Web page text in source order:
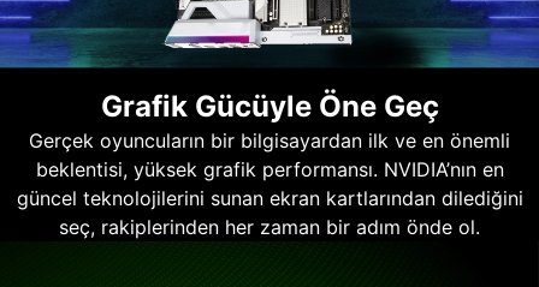
Grafik Gücüyle Öne Geç
Gerçek oyuncuların bir bilgisayardan ilk ve en önemli
beklentisi, yüksek grafik performansı. NVIDIA’nın en
güncel teknolojilerini sunan ekran kartlarından dilediğini
seç, rakiplerinden her zaman bir adım önde ol.